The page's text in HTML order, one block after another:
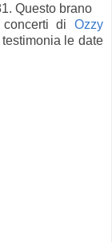
Questo brano
di Ozzy
le date